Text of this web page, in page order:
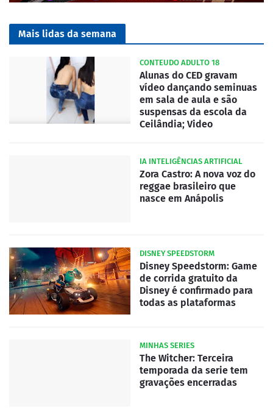
Mais lidas da semana
CONTEUDO ADULTO 18
Alunas do CED gravam
vídeo dançando seminuas
em sala de aula e são
suspensas da escola da
Ceilândia; Video
IA INTELIGÊNCIAS ARTIFICIAL
Zora Castro: A nova voz do
reggae brasileiro que
nasce em Anápolis
DISNEY SPEEDSTORM
Disney Speedstorm: Game
de corrida gratuito da
Disney é confirmado para
todas as plataformas
MINHAS SERIES
The Witcher: Terceira
temporada da serie tem
gravações encerradas